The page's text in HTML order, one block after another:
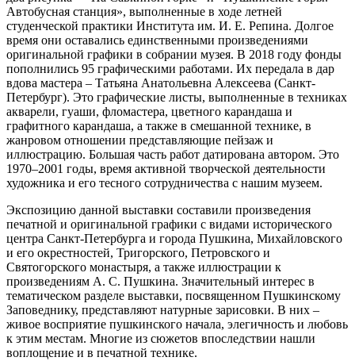
Автобусная станция», выполненные в ходе летней
студенческой практики Института им. И. Е. Репина. Долгое
время они оставались единственными произведениями
оригинальной графики в собрании музея. В 2018 году фонды
пополнились 95 графическими работами. Их передала в дар
вдова мастера – Татьяна Анатольевна Алексеева (Санкт-
Петербург). Это графические листы, выполненные в техниках
акварели, гуаши, фломастера, цветного карандаша и
графитного карандаша, а также в смешанной технике, в
жанровом отношении представляющие пейзаж и
иллюстрацию. Большая часть работ датирована автором. Это
1970–2001 годы, время активной творческой деятельности
художника и его тесного сотрудничества с нашим музеем.
Экспозицию данной выставки составили произведения
печатной и оригинальной графики с видами исторического
центра Санкт-Петербурга и города Пушкина, Михайловского
и его окрестностей, Тригорского, Петровского и
Святогорского монастыря, а также иллюстрации к
произведениям А. С. Пушкина. Значительный интерес в
тематическом разделе выставки, посвященном Пушкинскому
Заповеднику, представляют натурные зарисовки. В них –
живое восприятие пушкинского начала, элегичность и любовь
к этим местам. Многие из сюжетов впоследствии нашли
воплощение и в печатной технике.